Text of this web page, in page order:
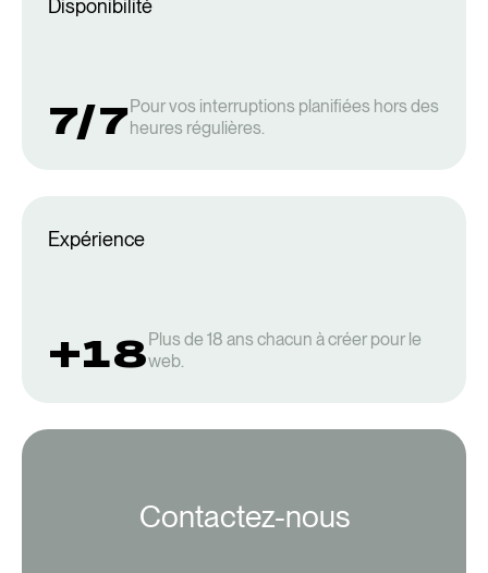
Disponibilité
7/7Pour vos interruptions planifiées hors des
heures régulières.
Expérience
+18Plus de 18 ans chacun à créer pour le
web.
Contactez-nous